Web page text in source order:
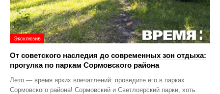
Эксклюзив
От советского наследия до современных зон отдыха:
прогулка по паркам Сормовского района
Лето — время ярких впечатлений: проведите его в парках
Сормовского района! Сормовский и Светлоярский парки, хоть